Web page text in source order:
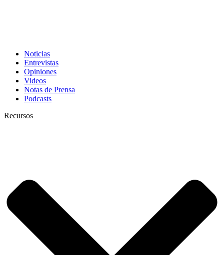
Noticias
Entrevistas
Opiniones
Videos
Notas de Prensa
Podcasts
Recursos